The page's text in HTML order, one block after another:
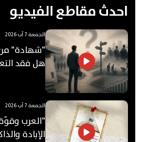
احدث مقاطع الفيديو
الجمعة 7 آب 2026
"شهادة"
هل فقد
الجمعة 7 آب 2026
"العرب
الإبادة